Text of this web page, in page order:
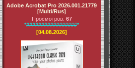
Adobe Acrobat Pro 2026.001.21779
[Multi/Rus]
Просмотров: 67
*#################*
[04.08.2026]